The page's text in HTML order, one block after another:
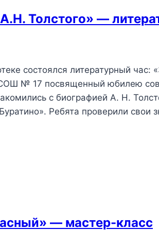
Толстого» —
состоялся литературный час:
№ 17 посвященный юбилею
с биографией А. Н.
Ребята проверили свои
— мастер-класс